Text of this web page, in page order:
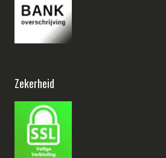
Zekerheid